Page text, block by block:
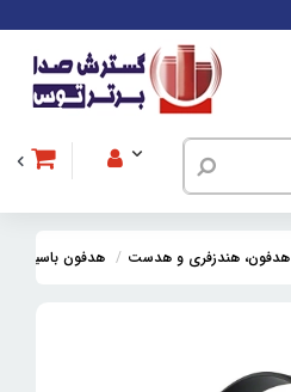
هدفون، هندزفری و هدست هدفون باسیم